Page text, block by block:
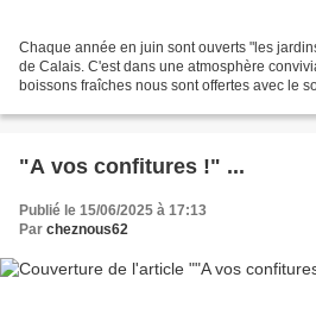
Chaque année en juin sont ouverts "les
de Calais. C'est dans une atmosphère
boissons fraîches nous sont offertes avec le
"A vos confitures !" ...
Publié le 15/06/2025 à 17:13
Par cheznous62